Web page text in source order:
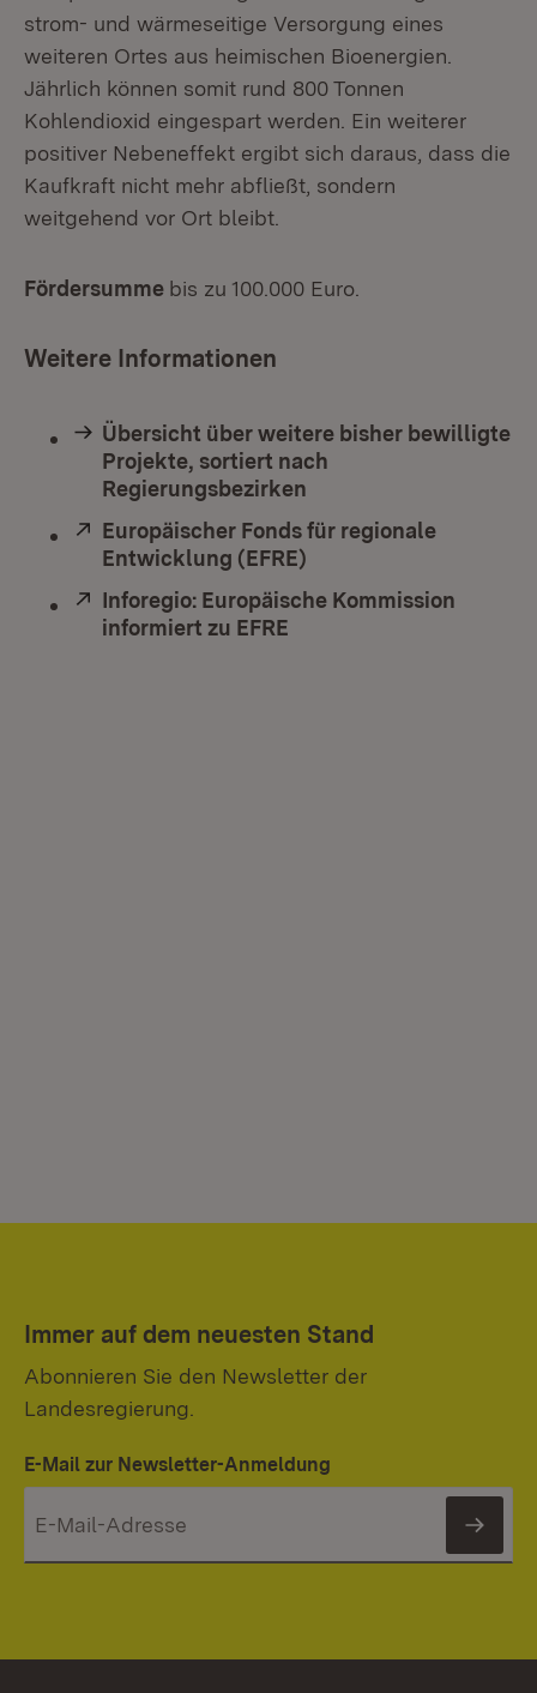
strom- und wärmeseitige Versorgung eines
weiteren Ortes aus heimischen Bioenergien.
Jährlich können somit rund 800 Tonnen
Kohlendioxid eingespart werden. Ein weiterer
positiver Nebeneffekt ergibt sich daraus, dass die
Kaufkraft nicht mehr abfließt, sondern
weitgehend vor Ort bleibt.
Fördersumme bis zu 100.000 Euro.
Weitere Informationen
Übersicht über weitere bisher bewilligte
Projekte, sortiert nach
Regierungsbezirken
Extern:
Europäischer Fonds für regionale
Entwicklung (EFRE)
Extern:
Inforegio: Europäische Kommission
informiert zu EFRE
Immer auf dem neuesten Stand
Abonnieren Sie den Newsletter der
Landesregierung.
E-Mail zur Newsletter-Anmeldung